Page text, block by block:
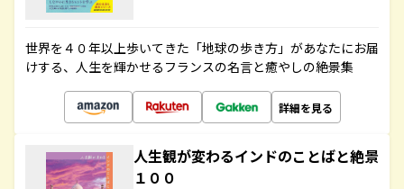
世界を４０年以上歩いてきた「地球の歩き方」があなたにお届
けする、人生を輝かせるフランスの名言と癒やしの絶景集
詳細を見る
人生観が変わるインドのことばと絶景
１００